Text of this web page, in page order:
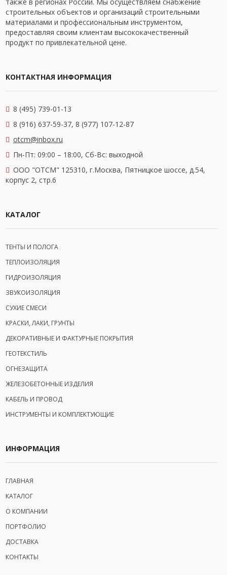
строительных объектов и организаций строительными
материалами и профессиональным инструментом,
предоставляя своим клиентам высококачественный
продукт по привлекательной цене.
КОНТАКТНАЯ ИНФОРМАЦИЯ
8 (495) 739-01-13
8 (916) 637-59-37, 8 (977) 107-12-87
otcm@inbox.ru
Пн-Пт: 09:00 – 18:00, Сб-Вс: выходной
OOO "ОТСМ" 125310, г.Москва, Пятницкое шоссе, д.54,
корпус 2, стр.6
КАТАЛОГ
ТЕНТЫ И ПОЛОГА
ТЕПЛОИЗОЛЯЦИЯ
ГИДРОИЗОЛЯЦИЯ
ЗВУКОИЗОЛЯЦИЯ
СУХИЕ СМЕСИ
КРАСКИ, ЛАКИ, ГРУНТЫ
ДЕКОРАТИВНЫЕ И ФАКТУРНЫЕ ПОКРЫТИЯ
ГЕОТЕКСТИЛЬ
ОГНЕЗАЩИТА
ЖЕЛЕЗОБЕТОННЫЕ ИЗДЕЛИЯ
КАБЕЛЬ И ПРОВОД
ИНСТРУМЕНТЫ И КОМПЛЕКТУЮЩИЕ
ИНФОРМАЦИЯ
ГЛАВНАЯ
КАТАЛОГ
О КОМПАНИИ
ПОРТФОЛИО
ДОСТАВКА
КОНТАКТЫ